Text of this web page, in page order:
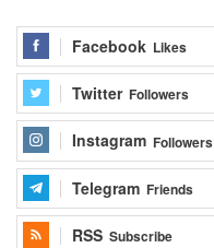
Facebook Likes
Twitter Followers
Instagram Followers
Telegram Friends
RSS Subscribe